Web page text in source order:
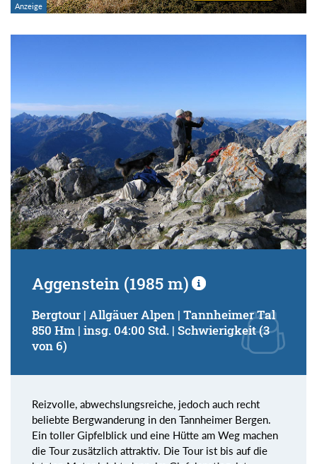
von
bis
Suchbegriff:
Aggenstein (1985 m)
Bergtour | Allgäuer Alpen | Tannheimer Tal
850 Hm | insg. 04:00 Std. | Schwierigkeit (3
von 6)
Reizvolle, abwechslungsreiche, jedoch auch recht
beliebte Bergwanderung in den Tannheimer Bergen.
Ein toller Gipfelblick und eine Hütte am Weg machen
die Tour zusätzlich attraktiv. Die Tour ist bis auf die